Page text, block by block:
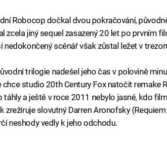
Robocop dočkal dvou pokračování,
zcela jiný sequel zasazený 20 let po prvním
nedokončený scénář však zůstal ležet v
trilogie nadešel jeho čas v polovině
chce studio 20th Century Fox natočit remake
táhly a ještě v roce 2011 nebylo jasné, kdo
zrežíruje slovutný Darren Aronofsky (Requiem
neshody vedly k jeho odchodu.